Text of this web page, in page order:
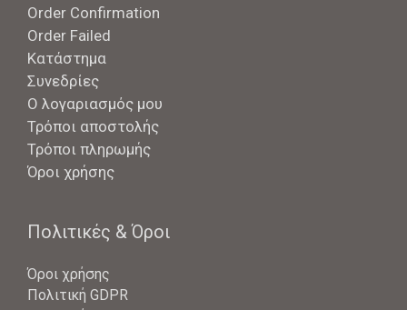
Order Confirmation
Order Failed
Κατάστημα
Συνεδρίες
Ο λογαριασμός μου
Τρόποι αποστολής
Τρόποι πληρωμής
Όροι χρήσης
Πολιτικές & Όροι
Όροι χρήσης
Πολιτική GDPR